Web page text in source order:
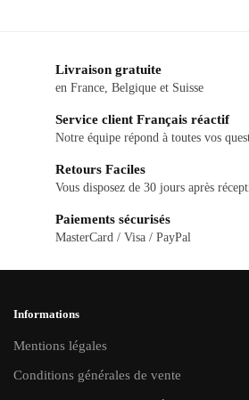
Livraison gratuite
en France, Belgique et Suisse
Service client Français réactif
Notre équipe répond à toutes vos
Retours Faciles
Vous disposez de 30 jours après
Paiements sécurisés
MasterCard / Visa / PayPal
Informations
Mentions légales
Conditions générales de vente